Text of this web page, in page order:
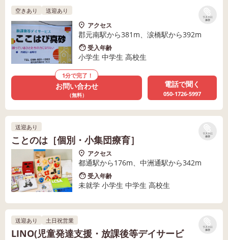
リストに
保存
空きあり 送迎あり
アクセス
郡元南駅から381m、涙橋駅から392m
受入年齢
小学生 中学生 高校生
1分で完了！
お問い合わせ
（無料）
電話で聞く
050-1726-5997
リストに
保存
送迎あり
ことのは［個別・小集団療育］
アクセス
都通駅から176m、中洲通駅から342m
受入年齢
未就学 小学生 中学生 高校生
リストに
保存
送迎あり 土日祝営業
LINO(児童発達支援・放課後等デイサービ